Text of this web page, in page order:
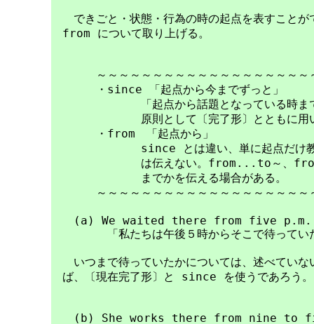
できごと・状態・行為の時の起点を表す
from について取り上げる。
～～～～～～～～～～～～～～～～～～～
・since 「起点から今までずっと」
「起点から話題となっている時まで
原則として〔完了形〕とともに用い
・from　「起点から」
since とは違い、単に起点だけ教え
は伝えない。from...to～、
までかを伝える場合がある。
～～～～～～～～～～～～～～～～～～～
(a) We waited there from five p.m.
「私たちは午後５時からそこで待ってい
いつまで待っていたかについては、述べていな
ば、〔現在完了形〕と since を使うであろう。
(b) She works there from nine to